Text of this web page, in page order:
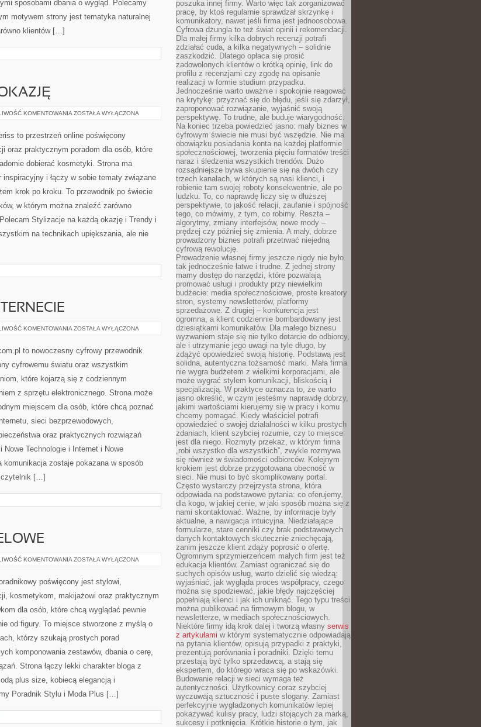
sposobami dbania o wygląd. Polecamy
motywem strony jest tematyka naturalnej
klientów […]
KOMENTOWANIA STYLIZACJE
OKAZJĘ
ZOSTAŁA WYŁĄCZONA
to przestrzeń online poświęcony
oraz praktycznym poradom dla osób, które
dobierać kosmetyki. Strona ma
inspiracyjny i łączy w sobie tematy związane
krok po kroku. To przewodnik po świecie
w którym można znaleźć zarówno
Stylizacje na każdą okazję i Trendy i
na technikach upiększania, ale nie
KOMENTOWANIA NOWINKI
INTERNECIE
ZOSTAŁA WYŁĄCZONA
to nowoczesny cyfrowy przewodnik
cyfrowemu światu oraz wszystkim
które kojarzą się z codziennym
z sprzętu elektronicznego. Strona może
miejscem dla osób, które chcą poznać
sieci bezprzewodowych,
oraz praktycznych rozwiązań
Technologie i Internet i Nowe
zostaje pokazana w sposób
czytelnik […]
KOMENTOWANIA BIELIZNA
KĄPIELOWE
ZOSTAŁA WYŁĄCZONA
poświęcony jest stylowi,
kosmetykom, makijażowi oraz praktycznym
dla osób, które chcą wyglądać pewnie
od figury. To miejsce stworzone z myślą o
którzy szukają prostych porad
komponowania zestawów, dbania o cerę,
Strona łączy lekki charakter bloga z
plus size, kobiecą elegancją i
Poradnik Stylu i Moda Plus […]
poszuka innej firmy. Warto więc tak zorganizować
pracę, by ktoś regularnie sprawdzał skrzynkę i
komunikatory, nawet jeśli firma jest jednoosobowa.
Cyfrowa dżungla to też świat opinii i rekomendacji.
Dla małej firmy kilka dobrych recenzji potrafi
zdziałać cuda, a kilka negatywnych – solidnie
zaszkodzić. Dlatego opłaca się prosić
zadowolonych klientów o krótką opinię, link do
profilu z recenzjami czy zgodę na opisanie
realizacji w formie studium przypadku.
Jednocześnie warto uważnie i spokojnie reagować
na krytykę: przyznać się do błędu, jeśli się zdarzył,
zaproponować rozwiązanie, wyjaśnić swoją
perspektywę. To trudne, ale buduje wiarygodność.
Na koniec trzeba powiedzieć jasno: mały biznes w
cyfrowym świecie nie musi być wszędzie. Nie ma
obowiązku posiadania konta na każdej platformie
społecznościowej, tworzenia pięciu formatów treści
naraz i śledzenia wszystkich trendów. Dużo
rozsądniejsze bywa skupienie się na dwóch czy
trzech kanałach, w których są nasi klienci, i
robienie tam swojej roboty konsekwentnie, ale po
ludzku. To, co naprawdę liczy się w dłuższej
perspektywie, to jakość relacji, zaufanie i spójność
tego, co mówimy, z tym, co robimy. Reszta –
algorytmy, zmiany interfejsów, nowe mody –
prędzej czy później się zmienia. A mały, dobrze
prowadzony biznes potrafi przetrwać niejedną
cyfrową rewolucję.
Prowadzenie własnej firmy jeszcze nigdy nie było
tak jednocześnie łatwe i trudne. Z jednej strony
mamy dostęp do narzędzi, które pozwalają
promować usługi i produkty przy niewielkim
budżecie: media społecznościowe, proste kreatory
stron, systemy newsletterów, platformy
sprzedażowe. Z drugiej – konkurencja jest
ogromna, a klient codziennie bombardowany jest
dziesiątkami komunikatów. Dla małego biznesu
wyzwaniem staje się nie tylko dotarcie do odbiorcy,
ale i utrzymanie jego uwagi na tyle długo, by
zdążyć opowiedzieć swoją historię. Podstawą jest
solidna, autentyczna tożsamość marki. Mała firma
nie wygra budżetem z wielkimi korporacjami, ale
może wygrać stylem komunikacji, bliskością i
specjalizacją. W praktyce oznacza to, że warto
jasno określić, w czym jesteśmy naprawdę dobrzy,
jakimi wartościami kierujemy się w pracy i komu
chcemy pomagać. Kiedy właściciel potrafi
opowiedzieć o swojej działalności w kilku prostych
zdaniach, klient szybciej rozumie, czy to miejsce
jest dla niego. Rozmyty przekaz, w którym firma
„robi wszystko dla wszystkich”, zwykle rozmywa
się również w świadomości odbiorców. Kolejnym
krokiem jest dobrze przygotowana obecność w
sieci. Nie musi to być skomplikowany portal.
Często wystarczy przejrzysta strona, która
odpowiada na podstawowe pytania: co oferujemy,
dla kogo, w jakiej cenie, w jaki sposób można się z
nami skontaktować. Ważne, by informacje były
aktualne, a nawigacja intuicyjna. Niedziałające
formularze, stare cenniki czy brak podstawowych
danych kontaktowych skutecznie zniechęcają,
zanim jeszcze klient zdąży poprosić o ofertę.
Ogromnym sprzymierzeńcem małych firm jest też
edukacja klientów. Zamiast ograniczać się do
suchych opisów usług, warto dzielić się wiedzą:
wyjaśniać, jak wygląda proces współpracy, czego
można się spodziewać, jakie błędy najczęściej
popełniają klienci i jak ich uniknąć. Tego typu treści
można publikować na firmowym blogu, w
newsletterze, w mediach społecznościowych.
Niektóre firmy idą krok dalej i tworzą własny serwis
z artykułami w którym systematycznie odpowiadają
na pytania klientów, opisują przypadki z praktyki,
prezentują porównania i poradniki. Dzięki temu
przestają być tylko sprzedawcą, a stają się
ekspertem, do którego wraca się po wskazówki.
Budowanie relacji w sieci wymaga też
autentyczności. Użytkownicy coraz szybciej
wyczuwają sztuczność i puste slogany. Zamiast
perfekcyjnie wygładzonych komunikatów lepiej
pokazywać kulisy pracy, ludzi stojących za marką,
sukcesy i potknięcia. Krótkie historie o tym, jak